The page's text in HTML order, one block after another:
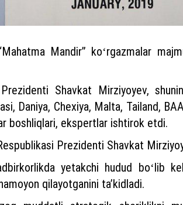
Mandir” koʻrgazmalar
Shavkat Mirziyoyev,
Daniya, Chexiya, Malta, Tailand,
boshliqlari, ekspertlar ishtirok etdi.
Prezidenti Shavkat
yetakchi hudud boʻlib
qilayotganini taʼkidladi.